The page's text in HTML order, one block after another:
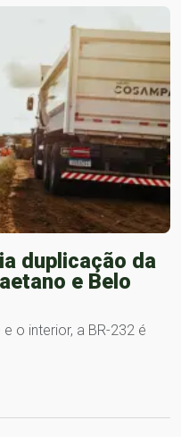
duplicação da
e Belo
o interior, a BR-232 é